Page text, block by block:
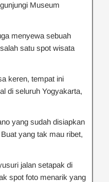
Museum
menyewa sebuah
satu spot wisata
keren, tempat ini
di seluruh Yogyakarta,
yang sudah disiapkan
yang tak mau ribet,
jalan setapak di
spot foto menarik yang